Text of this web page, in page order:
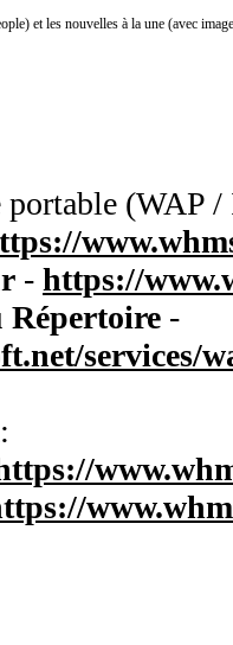
et les nouvelles à la une (avec
portable
- https://
Répertoire -
services/